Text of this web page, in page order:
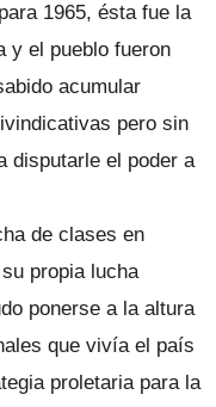
1965, ésta fue la
y el pueblo fueron
acumular
pero sin
disputarle el poder a
de clases en
propia lucha
ponerse a la altura
que vivía el país
proletaria para la